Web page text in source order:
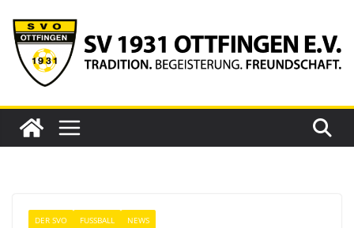
Inhalt
springen
DER SVO FUSSBALL NEWS